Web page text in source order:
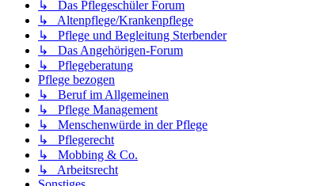
↳ Das Pflegeschüler Forum
↳ Altenpflege/Krankenpflege
↳ Pflege und Begleitung Sterbender
↳ Das Angehörigen-Forum
↳ Pflegeberatung
Pflege bezogen
↳ Beruf im Allgemeinen
↳ Pflege Management
↳ Menschenwürde in der Pflege
↳ Pflegerecht
↳ Mobbing & Co.
↳ Arbeitsrecht